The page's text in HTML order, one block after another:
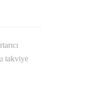
takviye